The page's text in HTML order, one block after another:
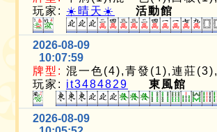
玩家: ☀️晴天☀️ 活動館
2026-08-09
10:07:59
牌型: 混一色(4),青發(1),連莊(3),
玩家: it3484829 東風館
2026-08-09